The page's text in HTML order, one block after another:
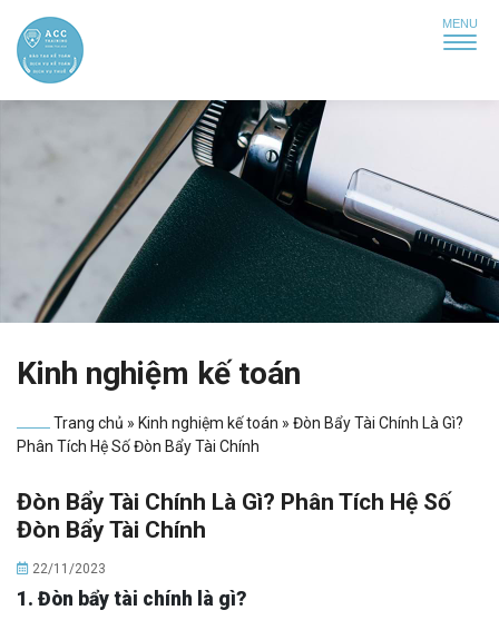
Kinh nghiệm kế toán
Trang chủ » Kinh nghiệm kế toán » Đòn Bẩy Tài Chính Là Gì?
Phân Tích Hệ Số Đòn Bẩy Tài Chính
Đòn Bẩy Tài Chính Là Gì? Phân Tích Hệ Số
Đòn Bẩy Tài Chính
22/11/2023
1. Đòn bẩy tài chính là gì?